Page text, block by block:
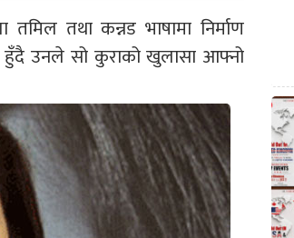
तथा कन्नड भाषामा निर्माण
हुँदै उनले सो कुराको खुलासा आफ्नो